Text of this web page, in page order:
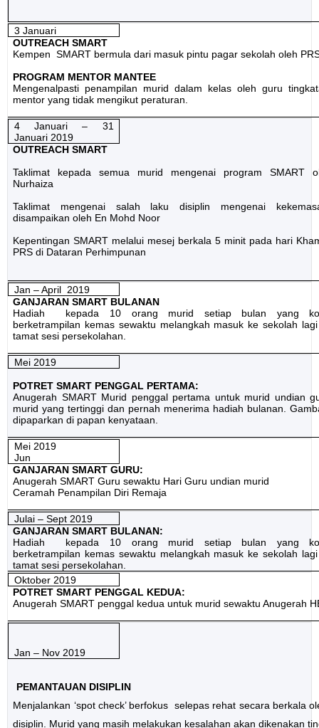
3 Januari
OUTREACH SMART
Kempen SMART bermula dari masuk pintu pagar sekolah oleh
PROGRAM MENTOR MANTEE
Mengenalpasti penampilan murid dalam kelas oleh guru
mentor yang tidak mengikut peraturan.
4 Januari – 31
Januari 2019
OUTREACH SMART
Taklimat kepada semua murid mengenai program SMART
Nurhaiza
Taklimat mengenai salah laku disiplin mengenai
disampaikan oleh En Mohd Noor
Kepentingan SMART melalui mesej berkala 5 minit pada hari
PRS di Dataran Perhimpunan
Jan – April 2019
GANJARAN SMART BULANAN
Hadiah
kepada 10 orang murid setiap bulan yang
berketrampilan kemas sewaktu melangkah masuk ke sekolah
tamat sesi persekolahan.
Mei 2019
POTRET SMART PENGGAL PERTAMA:
Anugerah SMART Murid penggal pertama untuk murid undian
murid yang tertinggi dan pernah menerima hadiah bulanan.
dipaparkan di papan kenyataan.
Mei 2019
Jun
GANJARAN SMART GURU:
Anugerah SMART Guru sewaktu Hari Guru undian murid
Ceramah Penampilan Diri Remaja
Julai – Sept 2019
GANJARAN SMART BULANAN:
Hadiah
kepada 10 orang murid setiap bulan yang
berketrampilan kemas sewaktu melangkah masuk ke sekolah
tamat sesi persekolahan.
Oktober 2019
POTRET SMART PENGGAL KEDUA:
Anugerah SMART penggal kedua untuk murid sewaktu Anugerah
Jan – Nov 2019
PEMANTAUAN DISIPLIN
Menjalankan ‘spot check’ berfokus selepas rehat secara berkala
disiplin. Murid yang masih melakukan kesalahan akan dikenakan